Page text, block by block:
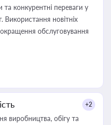
конкурентні переваги у
Використання новітніх
для покращення обслуговування
+2
виробництва, обігу та